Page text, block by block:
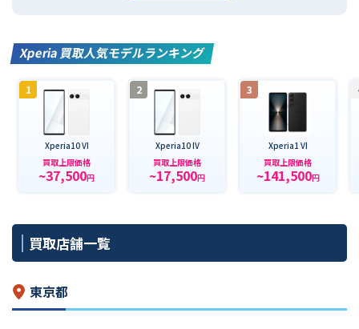
Xperia 買取人気モデルランキング
1
Xperia10 VI
買取上限価格
~37,500円
2
Xperia10 IV
買取上限価格
~17,500円
3
Xperia1 VI
買取上限価格
~141,500円
買取店舗一覧
東京都